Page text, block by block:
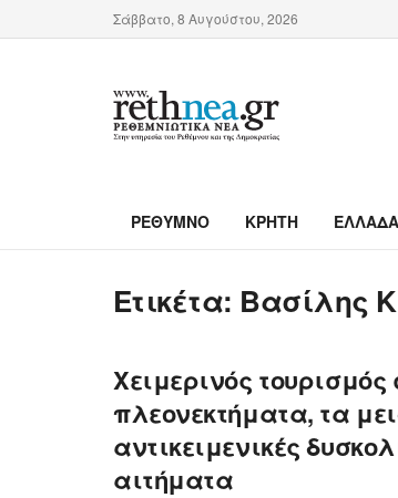
Σάββατο, 8 Αυγούστου, 2026
ΡΕΘΥΜΝΟ ΚΡΗΤΗ ΕΛΛΑΔΑ
Ετικέτα: Βασίλης
Χειμερινός
πλεονεκτήματα, τα
αντικειμενικές
αιτήματα